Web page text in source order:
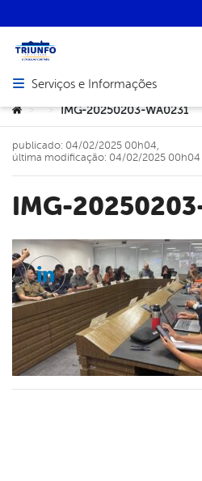
Abrir menu principal de
Serviços e Informações
Você está aqui:
> > IMG-20250203-WA0231
IMG-
publicado: 04/02/2025 00h04,
última modificação: 04/02/2025 00h04
Twitter
Linkedin